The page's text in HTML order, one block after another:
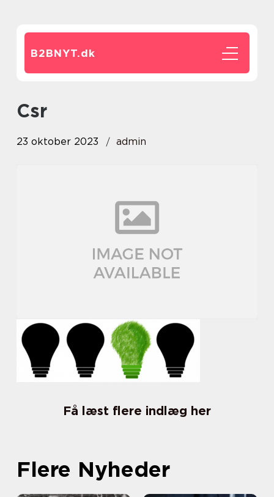
B2BNYT.dk
csr
23 oktober 2023 admin
Få læst flere indlæg her
Flere Nyheder